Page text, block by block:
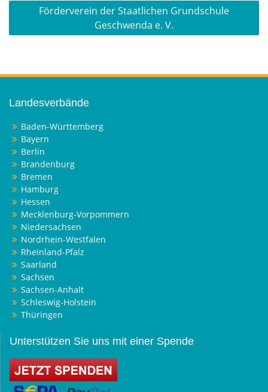
Förderverein der Staatlichen Grundschule
Geschwenda e. V.
Landesverbände
Baden-Württemberg
Bayern
Berlin
Brandenburg
Bremen
Hamburg
Hessen
Mecklenburg-Vorpommern
Niedersachsen
Nordrhein-Westfalen
Rheinland-Pfalz
Saarland
Sachsen
Sachsen-Anhalt
Schleswig-Holstein
Thüringen
Unterstützen Sie uns mit einer Spende